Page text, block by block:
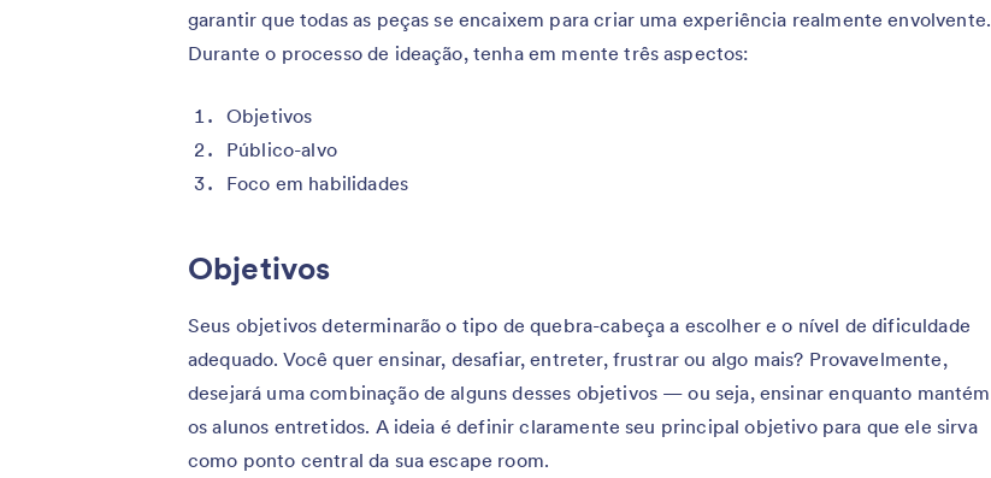
garantir que todas as peças se encaixem para criar uma experiência realmente envolvente.
Durante o processo de ideação, tenha em mente três aspectos:
Objetivos
Público-alvo
Foco em habilidades
Objetivos
Seus objetivos determinarão o tipo de quebra-cabeça a escolher e o nível de dificuldade
adequado. Você quer ensinar, desafiar, entreter, frustrar ou algo mais? Provavelmente,
desejará uma combinação de alguns desses objetivos — ou seja, ensinar enquanto mantém
os alunos entretidos. A ideia é definir claramente seu principal objetivo para que ele sirva
como ponto central da sua escape room.